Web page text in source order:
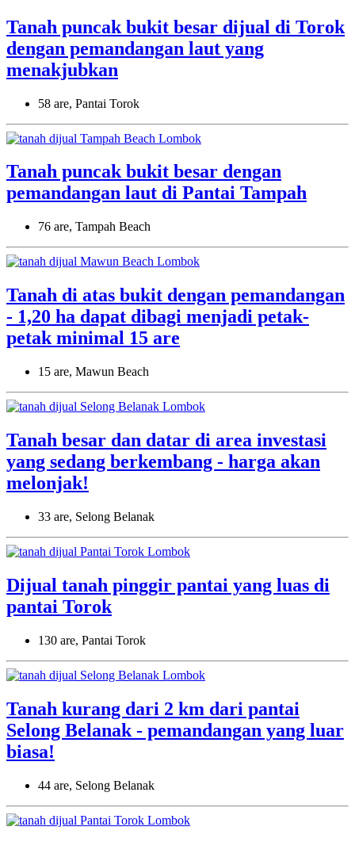
Tanah puncak bukit besar dijual di Torok
dengan pemandangan laut yang
menakjubkan
58 are, Pantai Torok
Tanah puncak bukit besar dengan
pemandangan laut di Pantai Tampah
76 are, Tampah Beach
Tanah di atas bukit dengan pemandangan
- 1,20 ha dapat dibagi menjadi petak-
petak minimal 15 are
15 are, Mawun Beach
Tanah besar dan datar di area investasi
yang sedang berkembang - harga akan
melonjak!
33 are, Selong Belanak
Dijual tanah pinggir pantai yang luas di
pantai Torok
130 are, Pantai Torok
Tanah kurang dari 2 km dari pantai
Selong Belanak - pemandangan yang luar
biasa!
44 are, Selong Belanak